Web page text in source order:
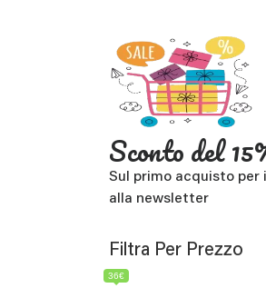
Sconto del
Sul primo acquisto
alla newsletter
Filtra Per Prezzo
36€